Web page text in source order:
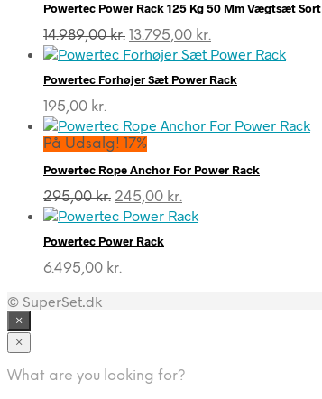
Powertec Power Rack 125 Kg 50 Mm Vægtsæt Sort
14.989,00kr. Den
oprindelige
var:
13.795,00 kr.
aktuelle
er:
Powertec Forhøjer Sæt Power Rack
195,00 kr.
På Udsalg! 17%
Powertec Rope Anchor For Power Rack
295,00kr. Den
oprindelige
var:
295,00 kr..
245,00 kr.
aktuelle
Powertec Power Rack
6.495,00 kr.
© SuperSet.dk
×
×
What are you looking for?